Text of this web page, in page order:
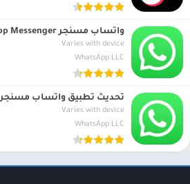
واتساب مسنجر WhatsApp Messenger
Varies with device
WhatsApp LLC
تحديث تطبيق واتساب مسنجر WhatsApp Messenger
Varies with device
WhatsApp LLC